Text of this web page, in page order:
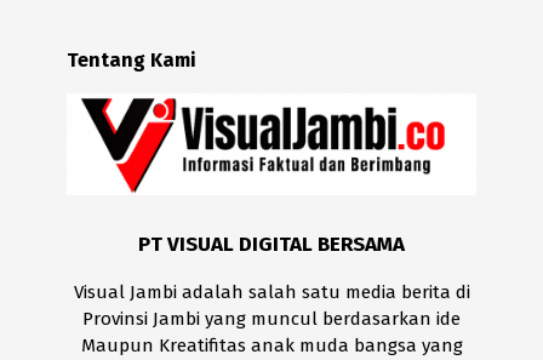
Tentang Kami
PT VISUAL DIGITAL BERSAMA
Visual Jambi adalah salah satu media berita di
Provinsi Jambi yang muncul berdasarkan ide
Maupun Kreatifitas anak muda bangsa yang